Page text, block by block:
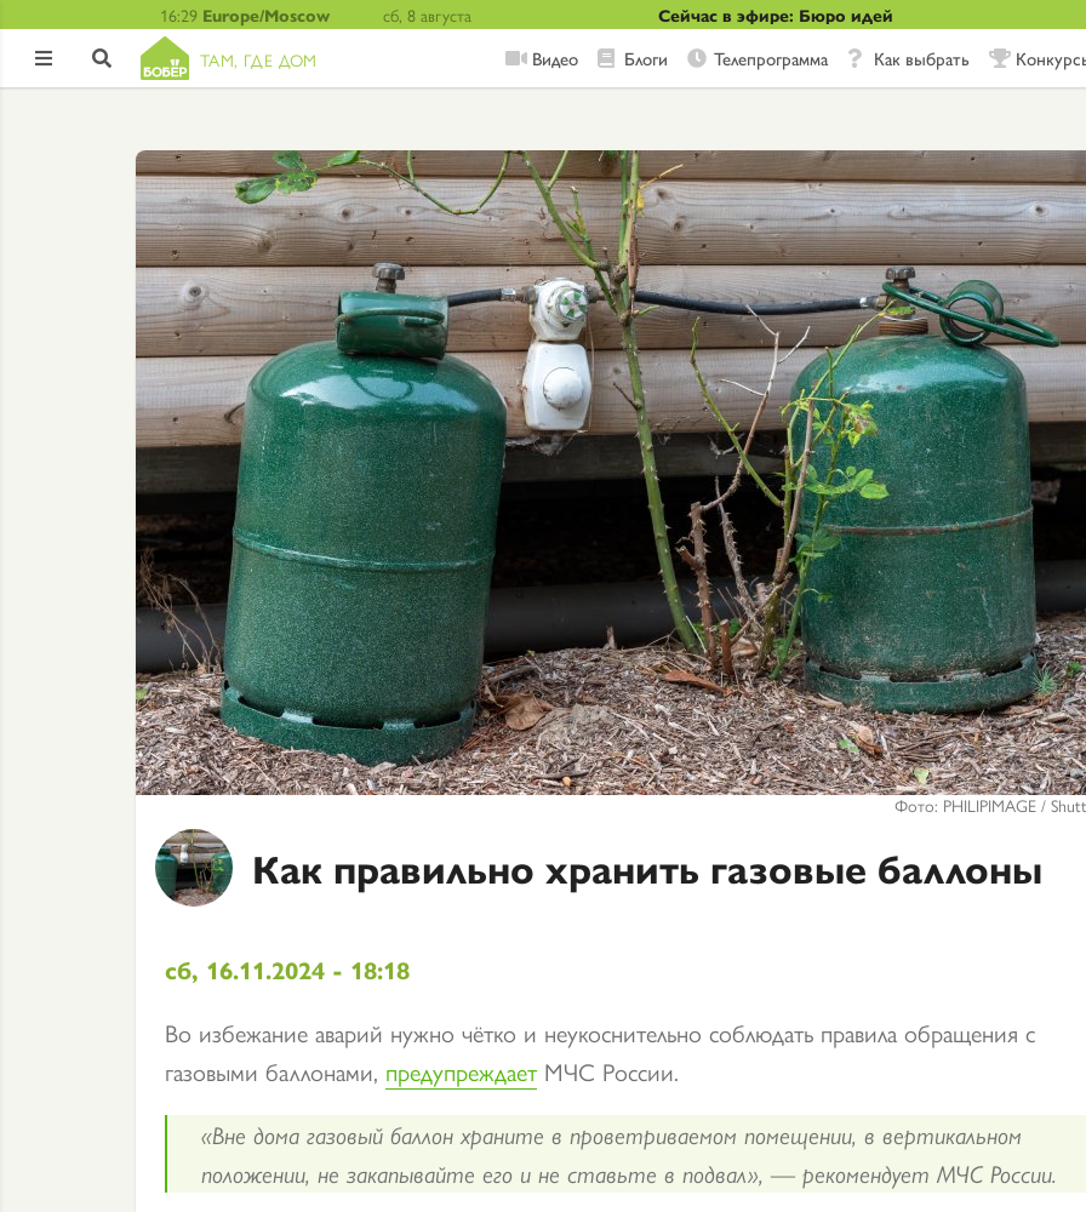
16:29 Europe/Moscow сб, 8 августа Сейчас в эфире: Бюро идей
  ТАМ, ГДЕ ДОМ Видео Блоги Телепрограмма Как выбрать
Фото: PHILIPIMAGE /
Как правильно хранить газовые баллоны
сб, 16.11.2024 - 18:18
Во избежание аварий нужно чётко и неукоснительно соблюдать правила обращения с
газовыми баллонами, предупреждаетМЧС России.
«Вне дома газовый баллон храните в проветриваемом помещении, в вертикальном
положении, не закапывайте его и не ставьте в подвал», — рекомендует МЧС России.